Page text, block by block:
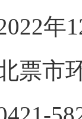
年
票市